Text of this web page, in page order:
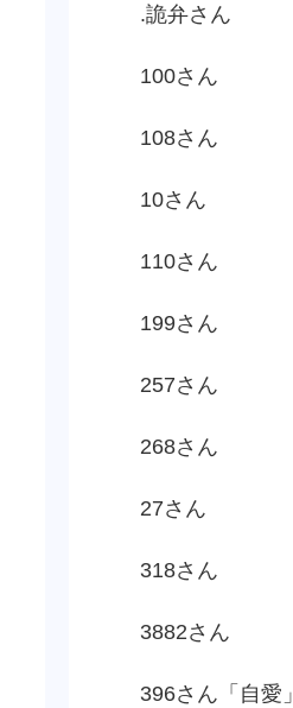
.詭弁さん
100さん
108さん
10さん
110さん
199さん
257さん
268さん
27さん
318さん
3882さん
396さん「自愛」